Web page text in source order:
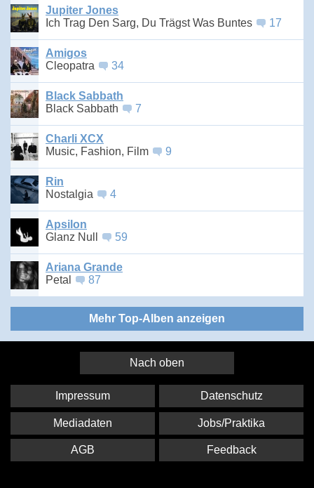
Jupiter Jones
Ich Trag Den Sarg, Du Trägst Was Buntes
17
Amigos
Cleopatra
34
Black Sabbath
Black Sabbath
7
Charli XCX
Music, Fashion, Film
9
Rin
Nostalgia
4
Apsilon
Glanz Null
59
Ariana Grande
Petal
87
Mehr Top-Alben anzeigen
Nach oben
Impressum Datenschutz
Mediadaten Jobs/Praktika
AGB Feedback